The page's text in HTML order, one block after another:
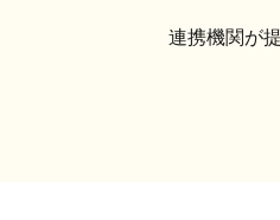
連携機関が